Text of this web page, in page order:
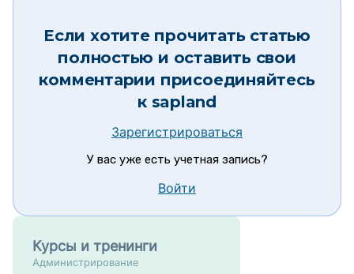
Если хотите прочитать статью
полностью и оставить свои
комментарии присоединяйтесь
к sapland
Зарегистрироваться
У вас уже есть учетная запись?
Войти
Курсы и тренинги
Администрирование